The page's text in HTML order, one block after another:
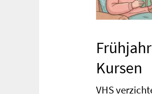
Kursen
VHS